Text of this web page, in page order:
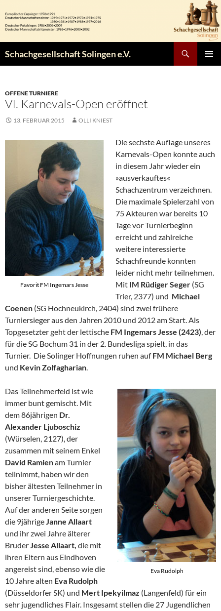
Inhalt
springen
Schachgesellschaft Solingen e.V.
OFFENE TURNIERE
VI. Karnevals-Open eröffnet
13. FEBRUAR 2015 OLLI KNIEST
Favorit FM Ingemars Jesse
Die sechste Auflage unseres
Karnevals-Open konnte auch
in diesem Jahr wieder ein
»ausverkauftes«
Schachzentrum verzeichnen.
Die maximale Spielerzahl von
75 Akteuren war bereits 10
Tage vor Turnierbeginn
erreicht und zahlreiche
weitere interessierte
Schachfreunde konnten
leider nicht mehr teilnehmen.
Mit IM Rüdiger Seger (SG
Trier, 2377) und Michael
Coenen (SG Hochneukirch, 2404) sind zwei frühere
Turniersieger aus den Jahren 2010 und 2012 am Start. Als
Topgesetzter geht der lettische FM Ingemars Jesse (2423), der
für die SG Bochum 31 in der 2. Bundesliga spielt, in das
Turnier. Die Solinger Hoffnungen ruhen aufFM Michael Berg
und Kevin Zolfagharian.
Eva Rudolph
Das Teilnehmerfeld ist wie
immer bunt gemischt. Mit
dem 86jährigen Dr.
Alexander Ljuboschiz
(Würselen, 2127), der
zusammen mit seinem Enkel
David Ramienam Turnier
teilnimmt, haben wir den
bisher ältesten Teilnehmer in
unserer Turniergeschichte.
Auf der anderen Seite sorgen
die 9jährigeJanne Allaart
und ihr zwei Jahre älterer
BruderJesse Allaart, die mit
ihren Eltern aus Eindhoven
angereist sind, ebenso wie die
10 Jahre alten Eva Rudolph
(Düsseldorfer SK) und Mert Ipekyilmaz (Langenfeld) für ein
sehr jugendliches Flair. Insgesamt stellen die 27 Jugendlichen